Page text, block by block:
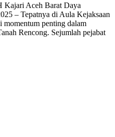
Kajari Aceh Barat Daya
– Tepatnya di Aula Kejaksaan
penting dalam
Rencong. Sejumlah pejabat